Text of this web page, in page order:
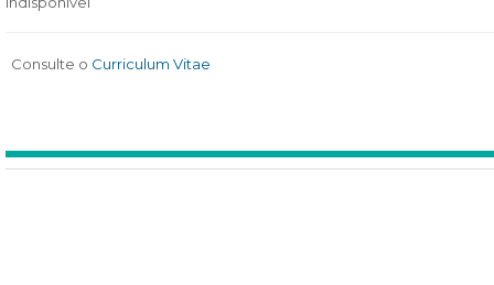
Consulte o Curriculum Vitae